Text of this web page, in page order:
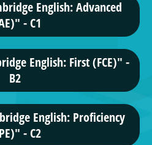
English: Advanced
- C1
English: First (FCE)" -
B2
English: Proficiency
- C2